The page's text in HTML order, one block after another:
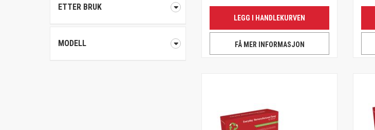
ETTER BRUK
MODELL
LEGG I HANDLEKURVEN
FÅ MER INFORMASJON